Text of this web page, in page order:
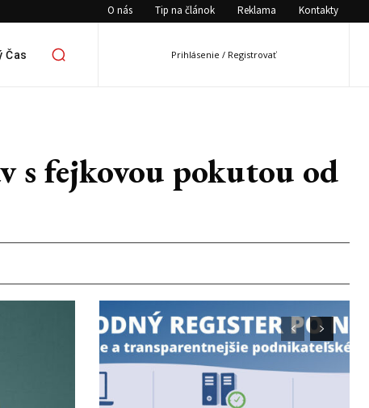
O nás Tip na článok Reklama Kontakty
Čas Prihlásenie / Registrovať
s fejkovou pokutou od